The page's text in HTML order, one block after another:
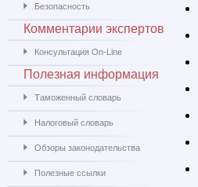
Безопасность
Комментарии экспертов
Консультация On-Line
Полезная информация
Таможенный словарь
Налоговый словарь
Обзоры законодательства
Полезные ссылки